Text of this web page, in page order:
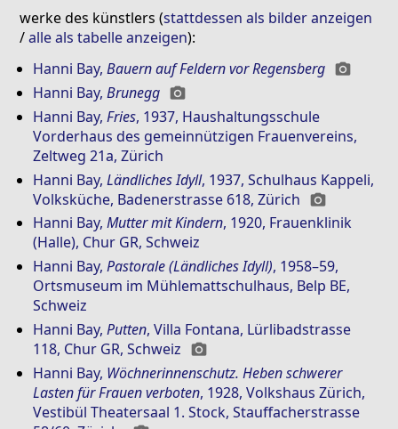
werke des künstlers (stattdessen als bilder anzeigen
/alle als tabelle anzeigen):
Hanni Bay,Bauern auf Feldern vor Regensberg photo_camera
Hanni Bay,Brunegg photo_camera
Hanni Bay,Fries, 1937, Haushaltungsschule
Vorderhaus des gemeinnützigen Frauenvereins,
Zeltweg 21a, Zürich
Hanni Bay,Ländliches Idyll, 1937, Schulhaus Kappeli,
Volksküche, Badenerstrasse 618, Zürich photo_camera
Hanni Bay,Mutter mit Kindern, 1920, Frauenklinik
(Halle), Chur GR, Schweiz
Hanni Bay,Pastorale (Ländliches Idyll), 1958–59,
Ortsmuseum im Mühlemattschulhaus, Belp BE,
Schweiz
Hanni Bay,Putten, Villa Fontana, Lürlibadstrasse
118, Chur GR, Schweiz photo_camera
Hanni Bay, Wöchnerinnenschutz. Heben schwerer
Lasten für Frauen verboten, 1928, Volkshaus Zürich,
Vestibül Theatersaal 1. Stock, Stauffacherstrasse